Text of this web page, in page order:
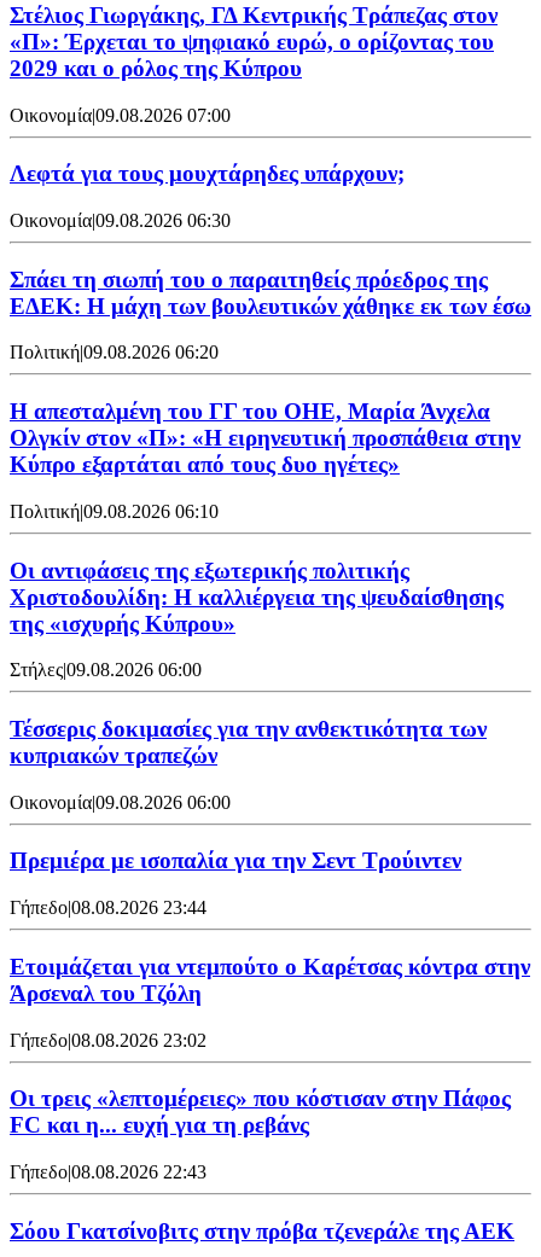
Στέλιος Γιωργάκης, ΓΔ Κεντρικής Τράπεζας στον
«Π»: Έρχεται το ψηφιακό ευρώ, ο ορίζοντας του
2029 και ο ρόλος της Κύπρου
Οικονομία|09.08.2026 07:00
Λεφτά για τους μουχτάρηδες υπάρχουν;
Οικονομία|09.08.2026 06:30
Σπάει τη σιωπή του ο παραιτηθείς πρόεδρος της
ΕΔΕΚ: Η μάχη των βουλευτικών χάθηκε εκ των έσω
Πολιτική|09.08.2026 06:20
Η απεσταλμένη του ΓΓ του ΟΗΕ, Μαρία Άνχελα
Ολγκίν στον «Π»: «Η ειρηνευτική προσπάθεια στην
Κύπρο εξαρτάται από τους δυο ηγέτες»
Πολιτική|09.08.2026 06:10
Οι αντιφάσεις της εξωτερικής πολιτικής
Χριστοδουλίδη: Η καλλιέργεια της ψευδαίσθησης
της «ισχυρής Κύπρου»
Στήλες|09.08.2026 06:00
Τέσσερις δοκιμασίες για την ανθεκτικότητα των
κυπριακών τραπεζών
Οικονομία|09.08.2026 06:00
Πρεμιέρα με ισοπαλία για την Σεντ Τρούιντεν
Γήπεδο|08.08.2026 23:44
Ετοιμάζεται για ντεμπούτο ο Καρέτσας κόντρα στην
Άρσεναλ του Τζόλη
Γήπεδο|08.08.2026 23:02
Οι τρεις «λεπτομέρειες» που κόστισαν στην Πάφος
FC και η... ευχή για τη ρεβάνς
Γήπεδο|08.08.2026 22:43
Σόου Γκατσίνοβιτς στην πρόβα τζενεράλε της ΑΕΚ